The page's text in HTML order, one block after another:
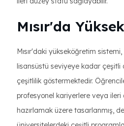
Mısır'da
Mısır'daki yükseköğretim
lisansüstü seviyeye kadar çeşitli
çeşitlilik göstermektedir.
profesyonel kariyerlere veya
hazırlamak üzere tasarlanmış,